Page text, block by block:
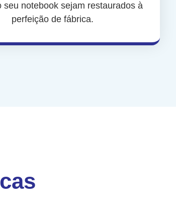
seu notebook sejam restaurados à
perfeição de fábrica.